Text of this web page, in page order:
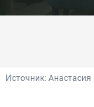
Источник: